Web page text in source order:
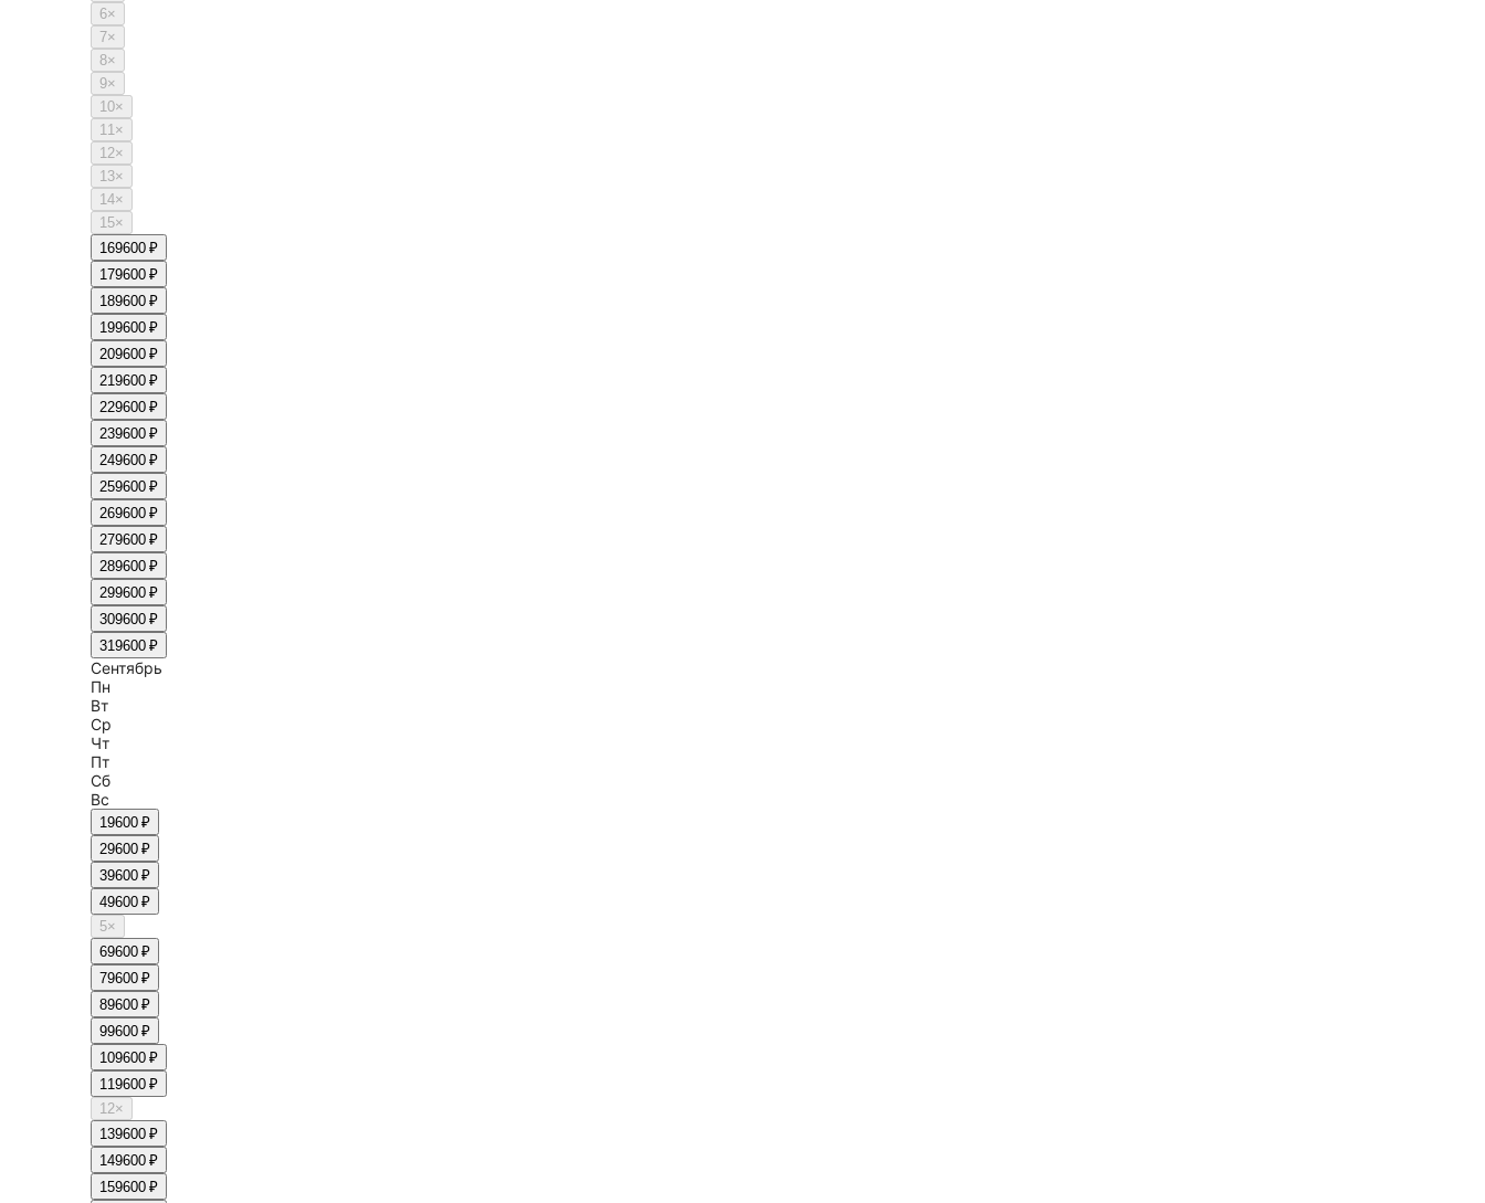
6×
7×
8×
9×
10×
11×
12×
13×
14×
15×
169600 ₽
179600 ₽
189600 ₽
199600 ₽
209600 ₽
219600 ₽
229600 ₽
239600 ₽
249600 ₽
259600 ₽
269600 ₽
279600 ₽
289600 ₽
299600 ₽
309600 ₽
319600 ₽
Сентябрь
Пн
Вт
Ср
Чт
Пт
Сб
Вс
19600 ₽
29600 ₽
39600 ₽
49600 ₽
5×
69600 ₽
79600 ₽
89600 ₽
99600 ₽
109600 ₽
119600 ₽
12×
139600 ₽
149600 ₽
159600 ₽